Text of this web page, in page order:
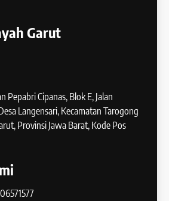
Garut
Pepabri Cipanas, Blok E, Jalan
Langensari, Kecamatan Tarogong
Provinsi Jawa Barat, Kode Pos